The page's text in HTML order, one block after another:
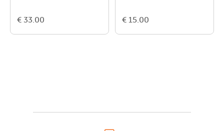
€ 33.00 € 15.00